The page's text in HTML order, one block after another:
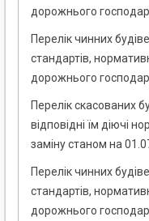
дорожнього
Перелік чинних
стандартів,
дорожнього
Перелік скасованих
відповідні їм діючі
заміну станом на
Перелік чинних
стандартів,
дорожнього